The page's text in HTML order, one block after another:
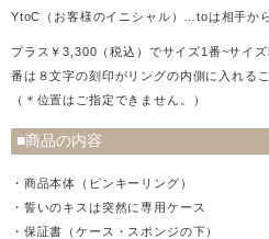
YtoC（お客様のイニシャル）…toは相手か
プラス￥3,300（税込）でサイズ1番~サイ
番は８文字の刻印がリングの内側に入れる
（＊位置はご指定できません。）
■商品の内容
・商品本体（ピンキーリング）
・誓いのキスは突然に専用ケース
・保証書（ケース・スポンジの下）